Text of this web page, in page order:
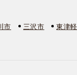
市 三沢市 東津